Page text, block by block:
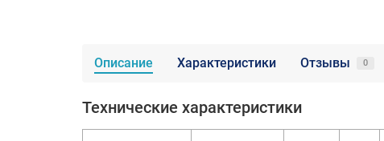
Описание Характеристики Отзывы 0
Технические характеристики